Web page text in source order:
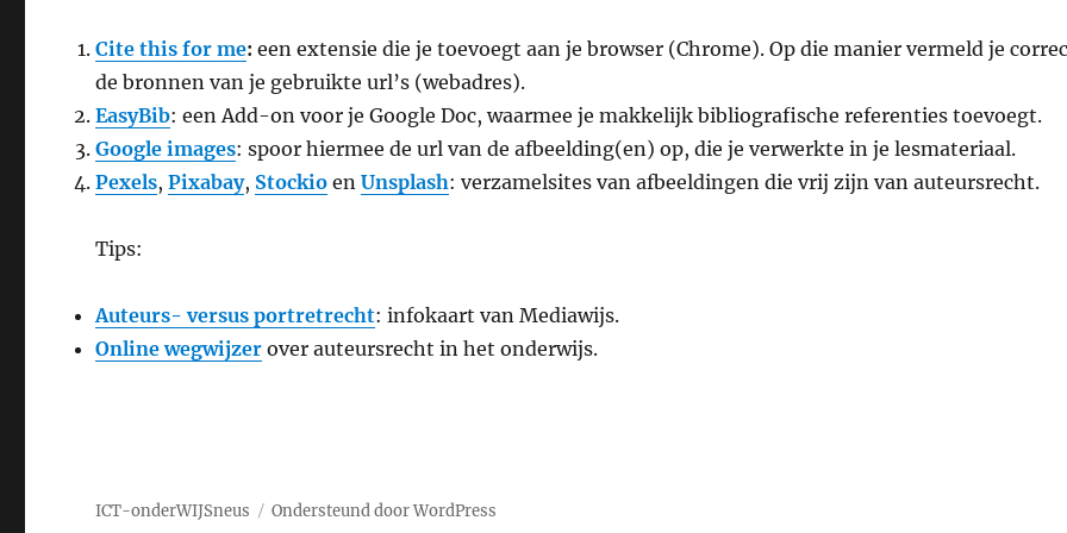
Cite this for me: een extensie die je toevoegt aan je browser (Chrome). Op die manier vermeld je
de bronnen van je gebruikte url’s (webadres).
EasyBib: een Add-on voor je Google Doc, waarmee je makkelijk bibliografische referenties toevoegt.
Google images: spoor hiermee de url van de afbeelding(en) op, die je verwerkte in je lesmateriaal.
Pexels,Pixabay, Stockio enUnsplash: verzamelsites van afbeeldingen die vrij zijn van auteursrecht.
Tips:
Auteurs- versus portretrecht: infokaart van Mediawijs.
Online wegwijzer over auteursrecht in het onderwijs.
ICT-onderWIJSneus Ondersteund door WordPress